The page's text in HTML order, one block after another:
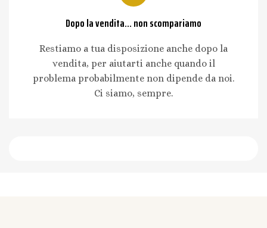
Dopo la vendita... non scompariamo
Restiamo a tua disposizione anche dopo la
vendita, per aiutarti anche quando il
problema probabilmente non dipende da noi.
Ci siamo, sempre.